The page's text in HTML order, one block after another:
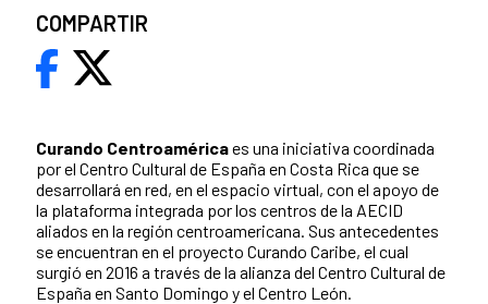
Curando Centroaméricaes una iniciativa coordinada
por el Centro Cultural de España en Costa Rica que se
desarrollará en red, en el espacio virtual, con el apoyo de
la plataforma integrada por los centros de la AECID
aliados en la región centroamericana. Sus antecedentes
se encuentran en el proyecto Curando Caribe, el cual
surgió en 2016 a través de la alianza del Centro Cultural de
España en Santo Domingo y el Centro León.
COMPARTIR